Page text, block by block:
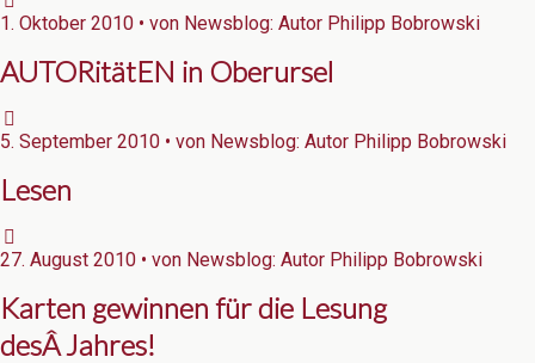
1. Oktober 2010 • von Newsblog: Autor Philipp Bobrowski
AUTORitätEN in Oberursel
5. September 2010 • von Newsblog: Autor Philipp Bobrowski
Lesen
27. August 2010 • von Newsblog: Autor Philipp Bobrowski
Karten gewinnen für die Lesung
desÂ Jahres!